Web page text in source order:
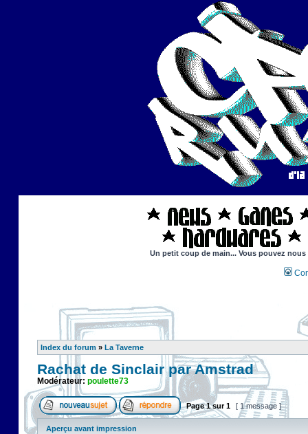
Un petit coup de main... Vous pouvez
Index du forum » La Taverne
Rachat de Sinclair par Amstrad
Modérateur: poulette73
Page1sur1 [ 1 message ]
Aperçu avant impression